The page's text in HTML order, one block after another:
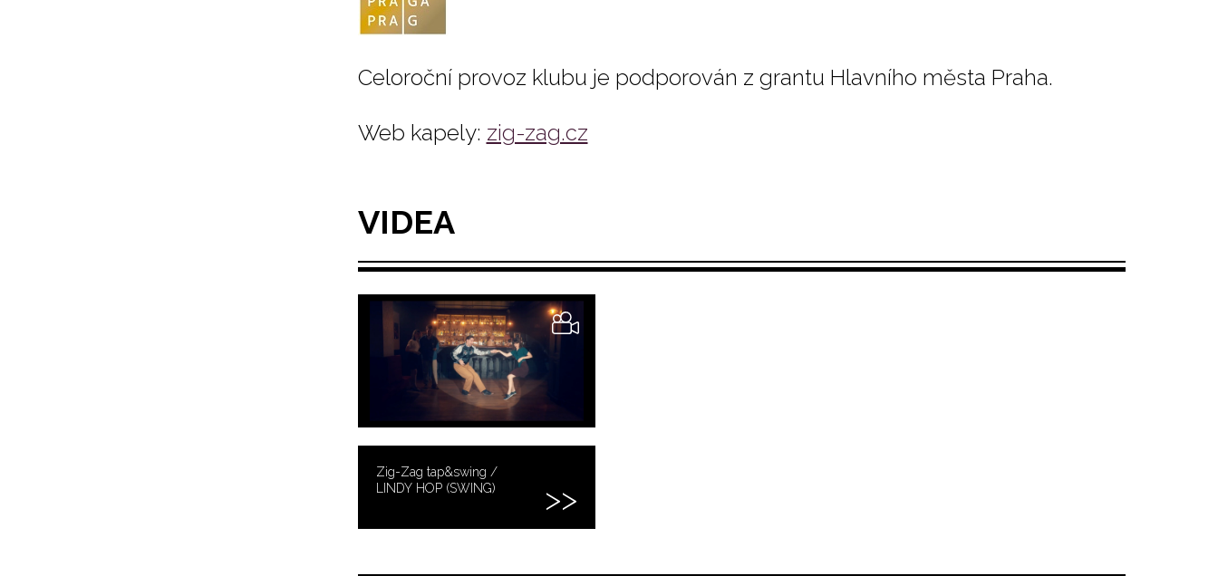
Celoroční provoz klubu je podporován z grantu Hlavního města Praha.
Web kapely: zig-zag.cz
VIDEA
Zig-Zag tap&swing /
LINDY HOP (SWING)